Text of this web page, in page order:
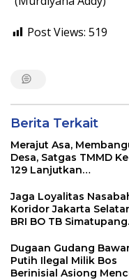
Post Views: 519
Berita Terkait
Merajut Asa,
Desa, Satgas TMMD
129 Lanjutkan
Jaga Loyalitas
Koridor Jakarta
BRI BO TB Simatupang
Dugaan Gudang
Putih Ilegal Milik Bos
Berinisial Asiong